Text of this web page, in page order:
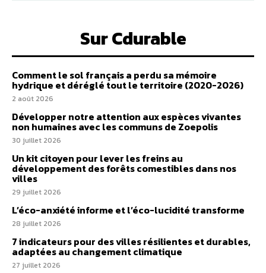
Sur Cdurable
Comment le sol français a perdu sa mémoire
hydrique et déréglé tout le territoire (2020-2026)
2 août 2026
Développer notre attention aux espèces vivantes
non humaines avec les communs de Zoepolis
30 juillet 2026
Un kit citoyen pour lever les freins au
développement des forêts comestibles dans nos
villes
29 juillet 2026
L’éco-anxiété informe et l’éco-lucidité transforme
28 juillet 2026
7 indicateurs pour des villes résilientes et durables,
adaptées au changement climatique
27 juillet 2026